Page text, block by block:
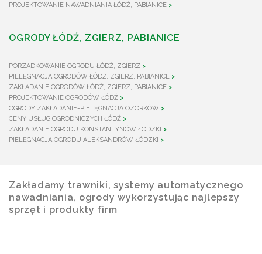
PROJEKTOWANIE NAWADNIANIA ŁÓDŹ, PABIANICE
OGRODY ŁÓDŹ, ZGIERZ, PABIANICE
PORZĄDKOWANIE OGRODU ŁÓDŹ, ZGIERZ
PIELĘGNACJA OGRODÓW ŁÓDŹ, ZGIERZ, PABIANICE
ZAKŁADANIE OGRODÓW ŁÓDŹ, ZGIERZ, PABIANICE
PROJEKTOWANIE OGRODÓW ŁÓDŹ
OGRODY ZAKŁADANIE-PIELĘGNACJA OZORKÓW
CENY USŁUG OGRODNICZYCH ŁÓDŹ
ZAKŁADANIE OGRODU KONSTANTYNÓW ŁODZKI
PIELĘGNACJA OGRODU ALEKSANDRÓW ŁÓDZKI
Zakładamy trawniki, systemy automatycznego
nawadniania, ogrody wykorzystując najlepszy
sprzęt i produkty firm